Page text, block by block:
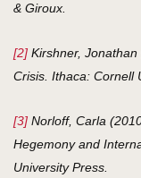
& Giroux.
[2] Kirshner,
Crisis. Ithaca: Cornell
[3] Norloff, Carla
Hegemony and
University Press.